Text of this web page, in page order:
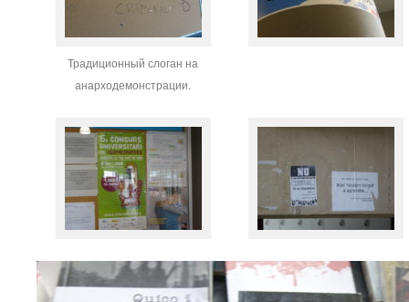
Традиционный слоган на
анарходемонстрации.